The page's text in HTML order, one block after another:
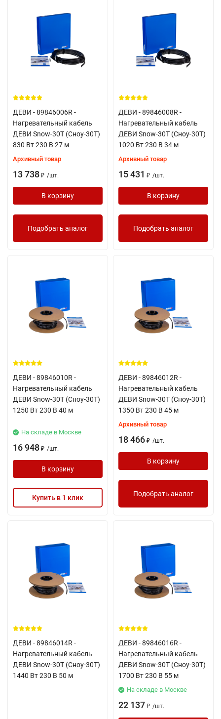
ДЕВИ - 89846006R -
Нагревательный кабель
ДЕВИ Snow-30T (Сноу-30Т)
830 Вт 230 В 27 м
Архивный товар
13 738 ₽ /шт.
В корзину
Подобрать аналог
ДЕВИ - 89846008R -
Нагревательный кабель
ДЕВИ Snow-30T (Сноу-30Т)
1020 Вт 230 В 34 м
Архивный товар
15 431 ₽ /шт.
В корзину
Подобрать аналог
ДЕВИ - 89846010R -
Нагревательный кабель
ДЕВИ Snow-30T (Сноу-30Т)
1250 Вт 230 В 40 м
На складе в Москве
16 948 ₽ /шт.
В корзину
Купить в 1 клик
ДЕВИ - 89846012R -
Нагревательный кабель
ДЕВИ Snow-30T (Сноу-30Т)
1350 Вт 230 В 45 м
Архивный товар
18 466 ₽ /шт.
В корзину
Подобрать аналог
ДЕВИ - 89846014R -
Нагревательный кабель
ДЕВИ Snow-30T (Сноу-30Т)
1440 Вт 230 В 50 м
ДЕВИ - 89846016R -
Нагревательный кабель
ДЕВИ Snow-30T (Сноу-30Т)
1700 Вт 230 В 55 м
На складе в Москве
22 137 ₽ /шт.